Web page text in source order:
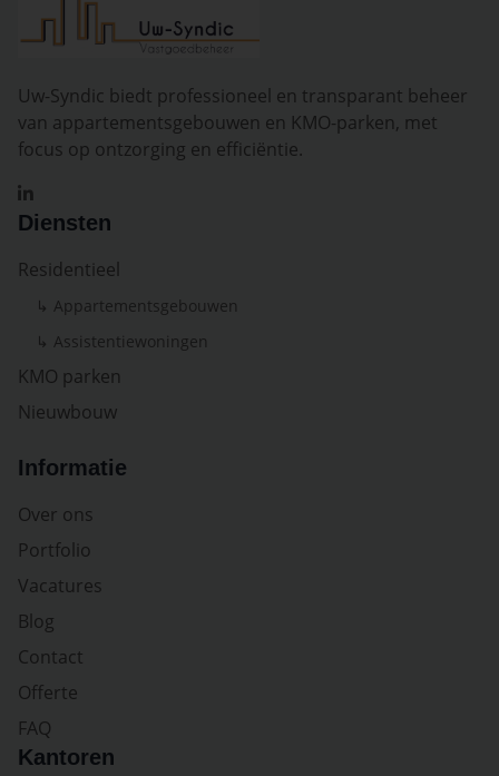
Uw-Syndic biedt professioneel en transparant beheer
van appartementsgebouwen en KMO-parken, met
focus op ontzorging en efficiëntie.
Diensten
Residentieel
↳ Appartementsgebouwen
↳ Assistentiewoningen
KMO parken
Nieuwbouw
Informatie
Over ons
Portfolio
Vacatures
Blog
Contact
Offerte
FAQ
Kantoren